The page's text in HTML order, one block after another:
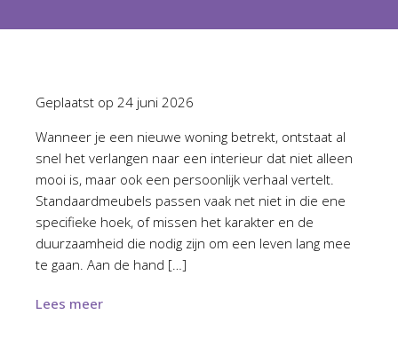
Geplaatst op 24 juni 2026
Wanneer je een nieuwe woning betrekt, ontstaat al
snel het verlangen naar een interieur dat niet alleen
mooi is, maar ook een persoonlijk verhaal vertelt.
Standaardmeubels passen vaak net niet in die ene
specifieke hoek, of missen het karakter en de
duurzaamheid die nodig zijn om een leven lang mee
te gaan. Aan de hand […]
Lees meer